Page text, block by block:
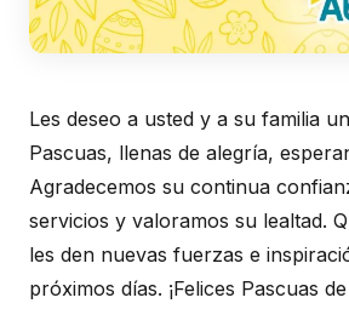
Les deseo a usted y a su familia
Pascuas, llenas de alegría,
Agradecemos su continua
servicios y valoramos su lealtad.
les den nuevas fuerzas e
próximos días. ¡Felices Pascuas